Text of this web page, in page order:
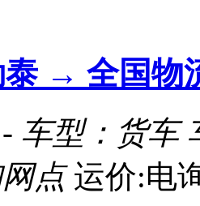
泰 → 全国物
车型：货车
点运价:电